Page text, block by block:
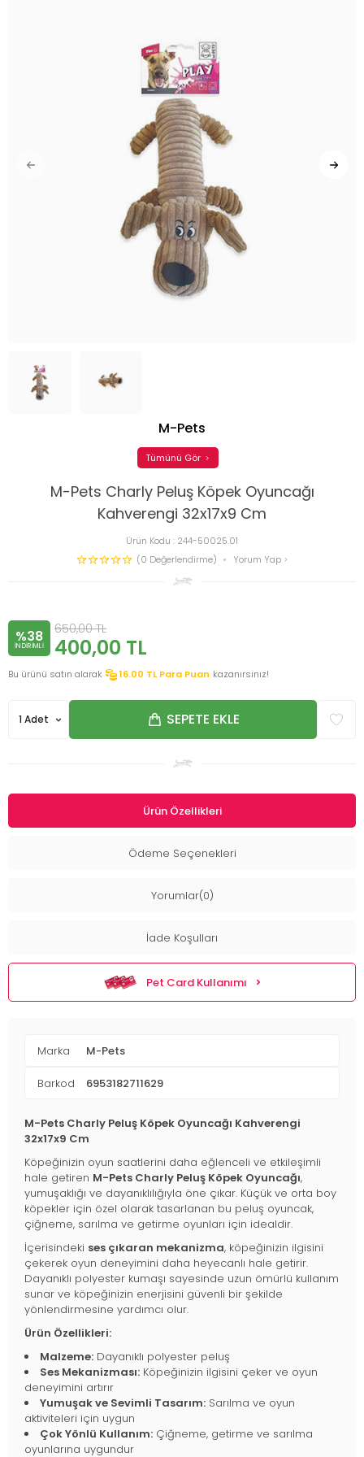
M-Pets Charly Peluş Köpek Oyuncağı
Kahverengi 32x17x9 Cm
Ürün Kodu : 244-50025.01
(0 Değerlendirme)
Yorum Yap
M-Pets
Tümünü Gör
%38
INDIRIMLI
650,00TL
400,00 TL
Bu ürünü satın alarak 16.00 TL Para Puan kazanırsınız!
SEPETE EKLE
Ürün Özellikleri
Ödeme Seçenekleri
Yorumlar(0)
İade Koşulları
Pet Card Kullanımı
Marka M-Pets
Barkod 6953182711629
M-Pets Charly Peluş Köpek Oyuncağı Kahverengi
32x17x9 Cm
Köpeğinizin oyun saatlerini daha eğlenceli ve etkileşimli
hale getiren M-Pets Charly Peluş Köpek Oyuncağı,
yumuşaklığı ve dayanıklılığıyla öne çıkar. Küçük ve orta boy
köpekler için özel olarak tasarlanan bu peluş oyuncak,
çiğneme, sarılma ve getirme oyunları için idealdir.
İçerisindeki ses çıkaran mekanizma, köpeğinizin ilgisini
çekerek oyun deneyimini daha heyecanlı hale getirir.
Dayanıklı polyester kumaşı sayesinde uzun ömürlü kullanım
sunar ve köpeğinizin enerjisini güvenli bir şekilde
yönlendirmesine yardımcı olur.
Ürün Özellikleri:
Malzeme: Dayanıklı polyester peluş
Ses Mekanizması: Köpeğinizin ilgisini çeker ve oyun
deneyimini artırır
Yumuşak ve Sevimli Tasarım: Sarılma ve oyun
aktiviteleri için uygun
Çok Yönlü Kullanım: Çiğneme, getirme ve sarılma
oyunlarına uygundur